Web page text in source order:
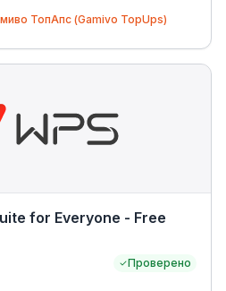
ТопАпс (Gamivo TopUps)
for Everyone - Free
Проверено